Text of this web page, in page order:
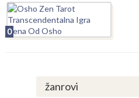
0
žanrovi